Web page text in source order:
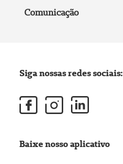
Comunicação
Siga nossas redes sociais:
Baixe nosso aplicativo